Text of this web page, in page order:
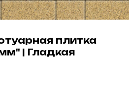
плитка
| Гладкая